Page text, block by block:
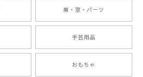
扉・窓・パーツ
手芸用品
おもちゃ